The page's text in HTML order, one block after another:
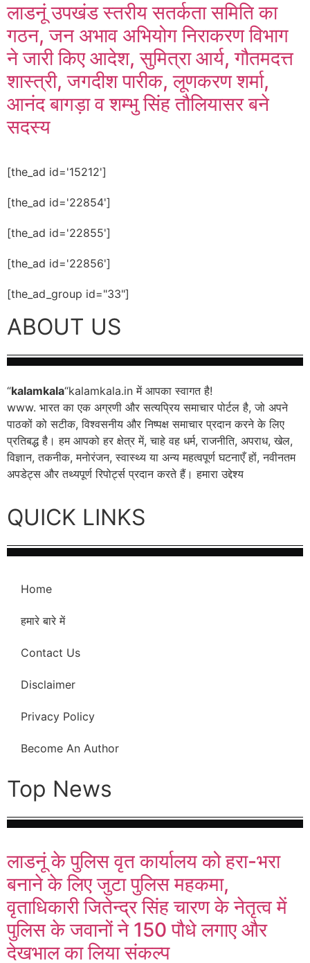
लाडनूं उपखंड स्तरीय सतर्कता समिति का
गठन, जन अभाव अभियोग निराकरण विभाग
ने जारी किए आदेश, सुमित्रा आर्य, गौतमदत्त
शास्त्री, जगदीश पारीक, लूणकरण शर्मा,
आनंद बागड़ा व शम्भु सिंह तौलियासर बने
सदस्य
[the_ad id='15212']
[the_ad id='22854']
[the_ad id='22855']
[the_ad id='22856']
[the_ad_group id="33"]
ABOUT US
“kalamkala“kalamkala.in में आपका स्वागत है!
www. भारत का एक अग्रणी और सत्यप्रिय समाचार पोर्टल है, जो अपने
पाठकों को सटीक, विश्वसनीय और निष्पक्ष समाचार प्रदान करने के लिए
प्रतिबद्ध है। हम आपको हर क्षेत्र में, चाहे वह धर्म, राजनीति, अपराध, खेल,
विज्ञान, तकनीक, मनोरंजन, स्वास्थ्य या अन्य महत्वपूर्ण घटनाएँ हों, नवीनतम
अपडेट्स और तथ्यपूर्ण रिपोर्ट्स प्रदान करते हैं। हमारा उद्देश्य
QUICK LINKS
Home
हमारे बारे में
Contact Us
Disclaimer
Privacy Policy
Become An Author
Top News
लाडनूं के पुलिस वृत कार्यालय को हरा-भरा
बनाने के लिए जुटा पुलिस महकमा,
वृताधिकारी जितेन्द्र सिंह चारण के नेतृत्व में
पुलिस के जवानों ने 150 पौधे लगाए और
देखभाल का लिया संकल्प